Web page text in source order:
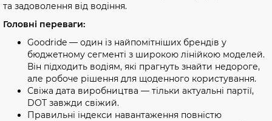
та задоволення від водіння.
Головні переваги:
Goodride — один із найпомітніших брендів у
бюджетному сегменті з широкою лінійкою моделей.
Він підходить водіям, які прагнуть знайти недороге,
але робоче рішення для щоденного користування.
Свіжа дата виробництва — тільки актуальні партії,
DOT завжди свіжий.
Правильні індекси навантаження повністю